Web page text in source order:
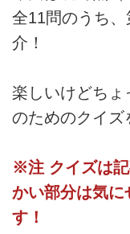
全11問のうち
介！
楽しいけどちょ
のためのクイズ
※注 クイズは
かい部分は気に
す！